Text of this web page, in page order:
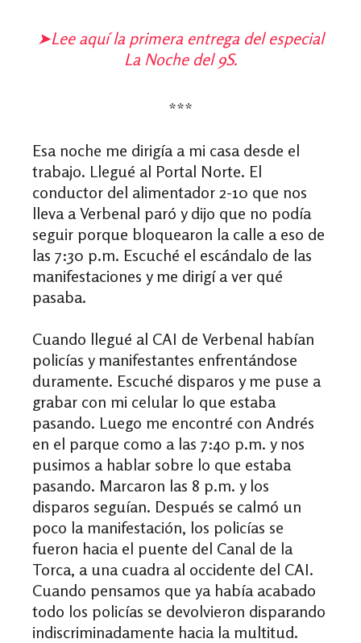
➤Lee aquí la primera entrega del especial
La Noche del 9S.
***
Esa noche me dirigía a mi casa desde el
trabajo. Llegué al Portal Norte. El
conductor del alimentador 2-10 que nos
lleva a Verbenal paró y dijo que no podía
seguir porque bloquearon la calle a eso de
las 7:30 p.m. Escuché el escándalo de las
manifestaciones y me dirigí a ver qué
pasaba.
Cuando llegué al CAI de Verbenal habían
policías y manifestantes enfrentándose
duramente. Escuché disparos y me puse a
grabar con mi celular lo que estaba
pasando. Luego me encontré con Andrés
en el parque como a las 7:40 p.m. y nos
pusimos a hablar sobre lo que estaba
pasando. Marcaron las 8 p.m. y los
disparos seguían. Después se calmó un
poco la manifestación, los policías se
fueron hacia el puente del Canal de la
Torca, a una cuadra al occidente del CAI.
Cuando pensamos que ya había acabado
todo los policías se devolvieron disparando
indiscriminadamente hacia la multitud.